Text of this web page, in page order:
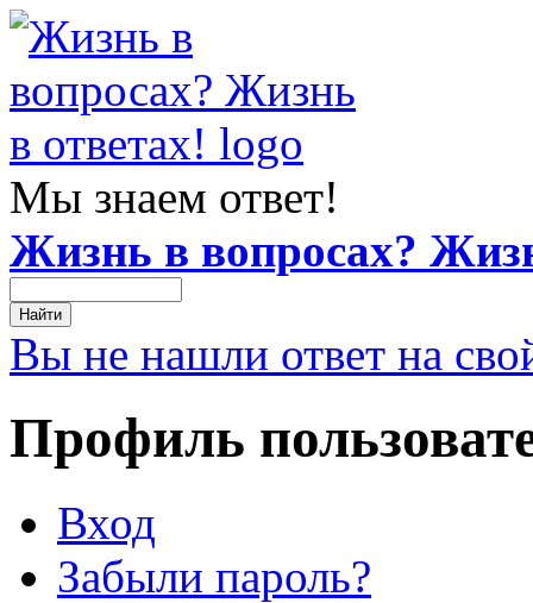
Мы знаем ответ!
Жизнь в вопросах?
Вы не нашли ответ на
Профиль
Вход
Забыли пароль?